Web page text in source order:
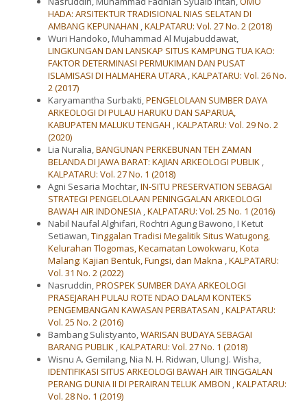
HADA: ARSITEKTUR TRADISIONAL NIAS SELATAN DI
AMBANG KEPUNAHAN ,KALPATARU: Vol. 27 No. 2 (2018)
Wuri Handoko, Muhammad Al Mujabuddawat,
LINGKUNGAN DAN LANSKAP SITUS KAMPUNG TUA KAO:
FAKTOR DETERMINASI PERMUKIMAN DAN PUSAT
ISLAMISASI DI HALMAHERA UTARA ,KALPATARU: Vol. 26 No.
2 (2017)
Karyamantha Surbakti,PENGELOLAAN SUMBER DAYA
ARKEOLOGI DI PULAU HARUKU DAN SAPARUA,
KABUPATEN MALUKU TENGAH ,KALPATARU: Vol. 29 No. 2
(2020)
Lia Nuralia,BANGUNAN PERKEBUNAN TEH ZAMAN
BELANDA DI JAWA BARAT: KAJIAN ARKEOLOGI PUBLIK ,
KALPATARU: Vol. 27 No. 1 (2018)
Agni Sesaria Mochtar,IN-SITU PRESERVATION SEBAGAI
STRATEGI PENGELOLAAN PENINGGALAN ARKEOLOGI
BAWAH AIR INDONESIA ,KALPATARU: Vol. 25 No. 1 (2016)
Nabil Naufal Alghifari, Rochtri Agung Bawono, I Ketut
Setiawan,Tinggalan Tradisi Megalitik Situs Watugong,
Kelurahan Tlogomas, Kecamatan Lowokwaru, Kota
Malang: Kajian Bentuk, Fungsi, dan Makna ,KALPATARU:
Vol. 31 No. 2 (2022)
Nasruddin,PROSPEK SUMBER DAYA ARKEOLOGI
PRASEJARAH PULAU ROTE NDAO DALAM KONTEKS
PENGEMBANGAN KAWASAN PERBATASAN ,KALPATARU:
Vol. 25 No. 2 (2016)
Bambang Sulistyanto,WARISAN BUDAYA SEBAGAI
BARANG PUBLIK ,KALPATARU: Vol. 27 No. 1 (2018)
Wisnu A. Gemilang, Nia N. H. Ridwan, Ulung J. Wisha,
IDENTIFIKASI SITUS ARKEOLOGI BAWAH AIR TINGGALAN
PERANG DUNIA II DI PERAIRAN TELUK AMBON ,KALPATARU:
Vol. 28 No. 1 (2019)